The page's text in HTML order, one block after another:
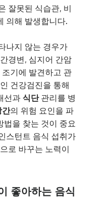
잘못된 식습관, 비
의해 발생합니다.
나지 않는 경우가
경변, 심지어 간암
기에 발견하고 관
건강검진을 통해
선과 식단관리를 병
간의 위험 요인을 파
법을 찾는 것이 중요
스턴트 음식 섭취가
로 바꾸는 노력이
좋아하는 음식